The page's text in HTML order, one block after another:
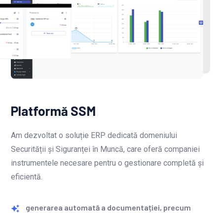
Platformă SSM
Am dezvoltat o soluție ERP dedicată domeniului
Securității și Siguranței în Muncă, care oferă companiei
instrumentele necesare pentru o gestionare completă și
eficientă.
generarea automată a documentației, precum